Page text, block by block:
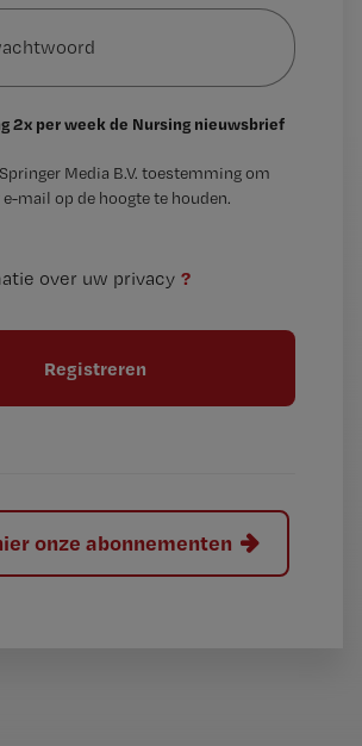
2x per week de Nursing nieuwsbrief
Media B.V. toestemming om
mail op de hoogte te houden.
over uw privacy ?
onze abonnementen